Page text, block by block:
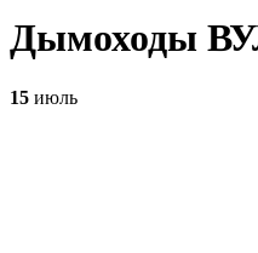
Дымоходы
15 июль